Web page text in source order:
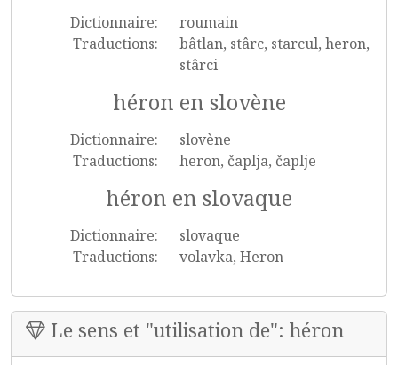
Dictionnaire:
roumain
Traductions:
bâtlan, stârc, starcul, heron,
stârci
héron en slovène
Dictionnaire:
slovène
Traductions:
heron, čaplja, čaplje
héron en slovaque
Dictionnaire:
slovaque
Traductions:
volavka, Heron
Le sens et "utilisation de": héron